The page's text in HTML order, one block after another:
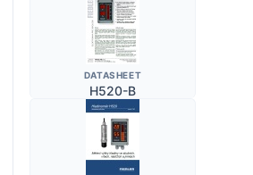
DATASHEET
H520-B